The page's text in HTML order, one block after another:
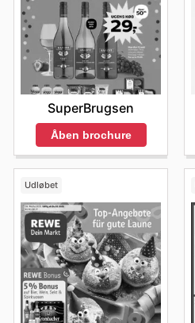
SuperBrugsen
Åben brochure
Udløbet